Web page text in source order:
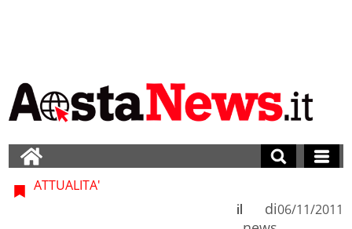
ATTUALITA'
di
il 06/11/2011